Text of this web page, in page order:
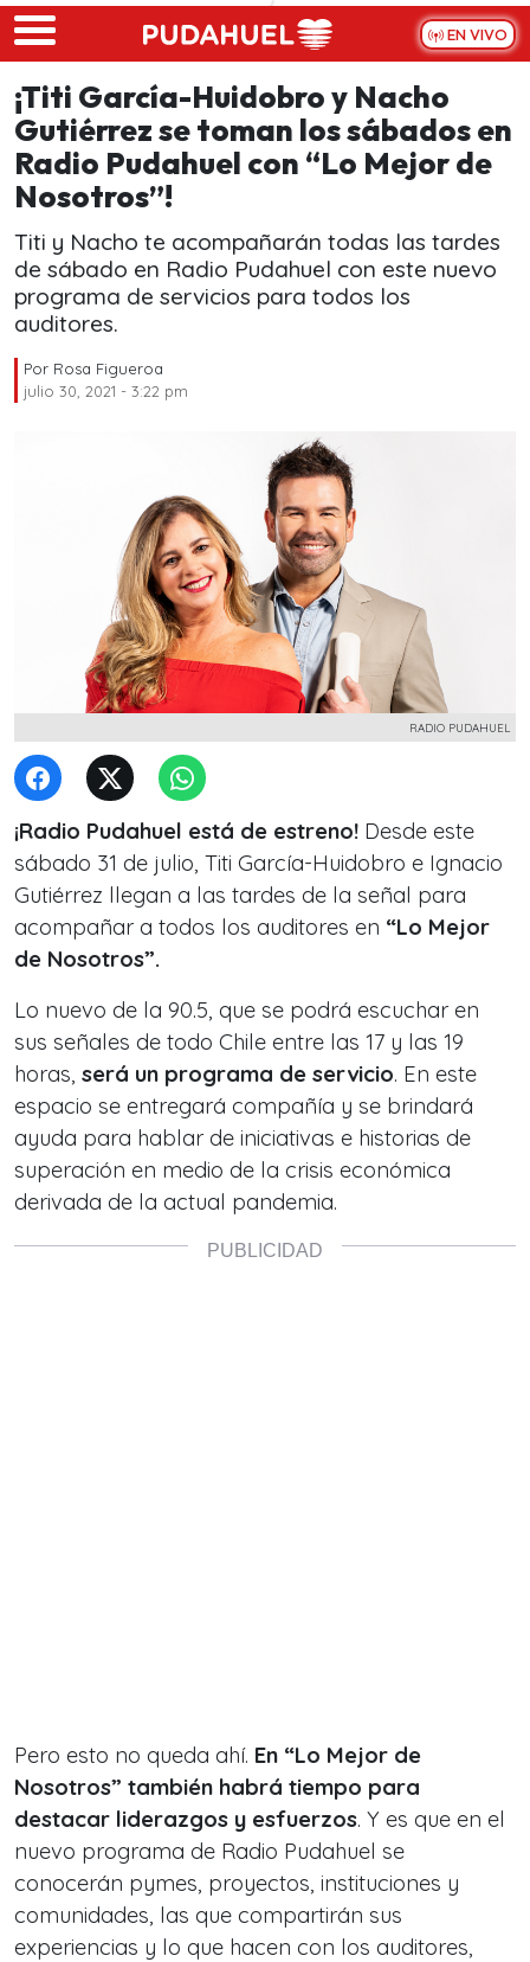
Skip to main content
EN VIVO
¡Titi García-Huidobro y Nacho
Gutiérrez se toman los sábados en
Radio Pudahuel con “Lo Mejor de
Nosotros”!
Titi y Nacho te acompañarán todas las tardes
de sábado en Radio Pudahuel con este nuevo
programa de servicios para todos los
auditores.
Por Rosa Figueroa
julio 30, 2021 - 3:22 pm
RADIO PUDAHUEL
¡Radio Pudahuel está de estreno! Desde este
sábado 31 de julio, Titi García-Huidobro e Ignacio
Gutiérrez llegan a las tardes de la señal para
acompañar a todos los auditores en “Lo Mejor
de Nosotros”.
Lo nuevo de la 90.5, que se podrá escuchar en
sus señales de todo Chile entre las 17 y las 19
horas, será un programa de servicio. En este
espacio se entregará compañía y se brindará
ayuda para hablar de iniciativas e historias de
superación en medio de la crisis económica
derivada de la actual pandemia.
Pero esto no queda ahí. En “Lo Mejor de
Nosotros” también habrá tiempo para
destacar liderazgos y esfuerzos. Y es que en el
nuevo programa de Radio Pudahuel se
conocerán pymes, proyectos, instituciones y
comunidades, las que compartirán sus
experiencias y lo que hacen con los auditores,